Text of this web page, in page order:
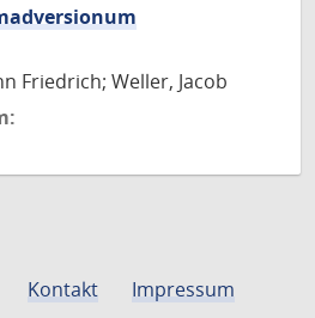
Friedrich; Weller, Jacob
Kontakt
Impressum